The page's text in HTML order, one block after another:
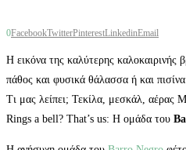
0FacebookTwitterPinterestLinkedinEmail
Η εικόνα της καλύτερης καλοκαιρινής
πάθος και φυσικά θάλασσα ή και
Τι μας λείπει; Τεκίλα, μεσκάλ, αέρας
Rings a bell? That’s us: Η ομάδα του